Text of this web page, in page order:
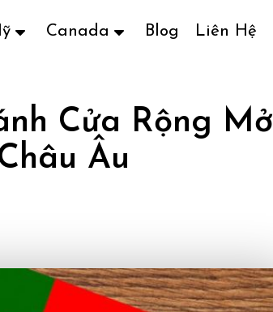
Canada Blog Liên Hệ
Cửa Rộng Mở
Âu